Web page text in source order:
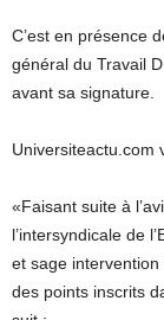
C’est en présence
général du Travail
avant sa signature.
Universiteactu.com
«Faisant suite à
l’intersyndicale de
et sage intervention
des points inscrits